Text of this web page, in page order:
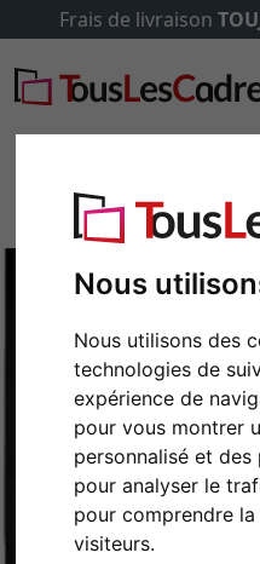
Nous
Nous utilisons des
technologies de
expérience de
pour vous montrer
personnalisé et
pour analyser le
pour comprendre
visiteurs.
Frais de livraison
Retour